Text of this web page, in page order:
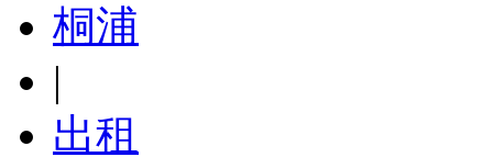
桐浦
|
出租